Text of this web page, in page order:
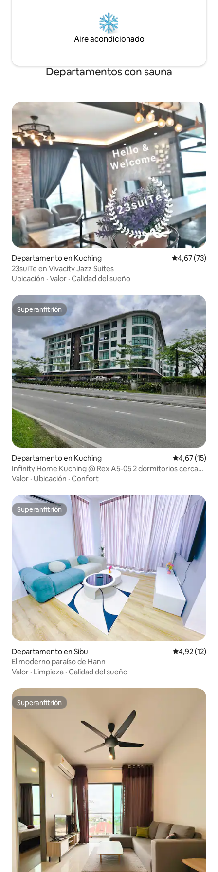
Aire acondicionado
Departamentos con sauna
Departamento en Kuching Calificación
4,67 (73)
23suiTe en Vivacity Jazz Suites
Ubicación · Valor · Calidad del sueño
Superanfitrión
Superanfitrión
Departamento en Kuching Calificación
4,67 (15)
Infinity Home Kuching @ Rex A5-05 2 dormitorios cerca
de KPJ
Valor · Ubicación · Confort
Superanfitrión
Superanfitrión
Departamento en Sibu Calificación
4,92 (12)
El moderno paraíso de Hann
Valor · Limpieza · Calidad del sueño
Superanfitrión
Superanfitrión